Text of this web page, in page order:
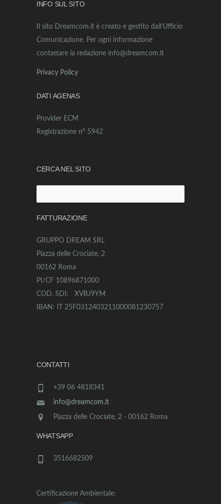
INFO SUL SITO
Il sito Dreamcom.it è creato e gestito dall’Ufficio
Comunicazione. Per ogni informazione
contattare la redazione info@dreamcom.it
Privacy Policy
DATI AGENAS
Provider ECM
Registrazione n° 5942
CERCA NEL SITO
per:
FATTURAZIONE
GRUPPO DREAM SRL
Piazza delle Crociate, 2
00162 Roma
PI/CF 10896871000
COD. SDI: XVBJ9YM
IBAN: IT 25F0312403211000081230757
CONTATTI
+39 06 4818341
info@dreamcom.it
Piazza delle Crociate, 2 - 00162 Roma
WHATSAPP
3516682509
Certificazione Ambientale: